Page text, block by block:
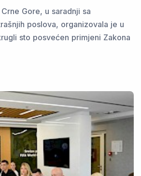
Gore, u saradnji sa
poslova, organizovala je u
sto posvećen primjeni Zakona